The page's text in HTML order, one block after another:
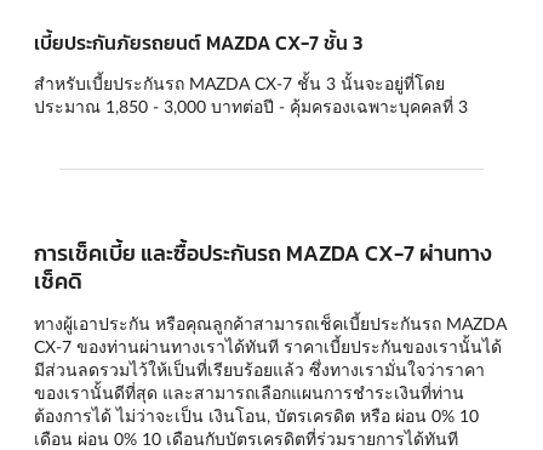
เบี้ยประกันภัยรถยนต์ MAZDA CX-7 ชั้น 3
สำหรับเบี้ยประกันรถ MAZDA CX-7 ชั้น 3 นั้นจะอยู่ที่โดย
ประมาณ 1,850 - 3,000 บาทต่อปี - คุ้มครองเฉพาะบุคคลที่ 3
การเช็คเบี้ย และซื้อประกันรถ MAZDA CX-7 ผ่านทาง
เช็คดิ
ทางผู้เอาประกัน หรือคุณลูกค้าสามารถเช็คเบี้ยประกันรถ MAZDA
CX-7 ของท่านผ่านทางเราได้ทันที ราคาเบี้ยประกันของเรานั้นได้
มีส่วนลดรวมไว้ให้เป็นที่เรียบร้อยแล้ว ซึ่งทางเรามั่นใจว่าราคา
ของเรานั้นดีที่สุด และสามารถเลือกแผนการชำระเงินที่ท่าน
ต้องการได้ ไม่ว่าจะเป็น เงินโอน, บัตรเครดิต หรือ ผ่อน 0% 10
เดือน ผ่อน 0% 10 เดือนกับบัตรเครดิตที่ร่วมรายการได้ทันที